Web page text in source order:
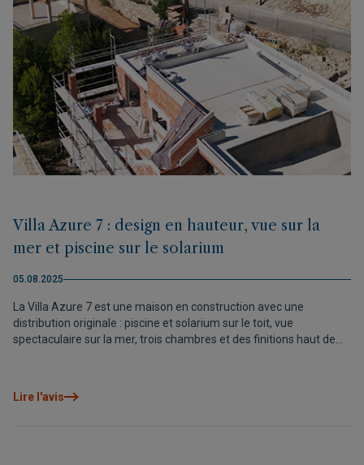
Villa Azure 7 : design en hauteur, vue sur la
mer et piscine sur le solarium
05.08.2025
La Villa Azure 7 est une maison en construction avec une
distribution originale : piscine et solarium sur le toit, vue
spectaculaire sur la mer, trois chambres et des finitions haut de
Lire l'avis